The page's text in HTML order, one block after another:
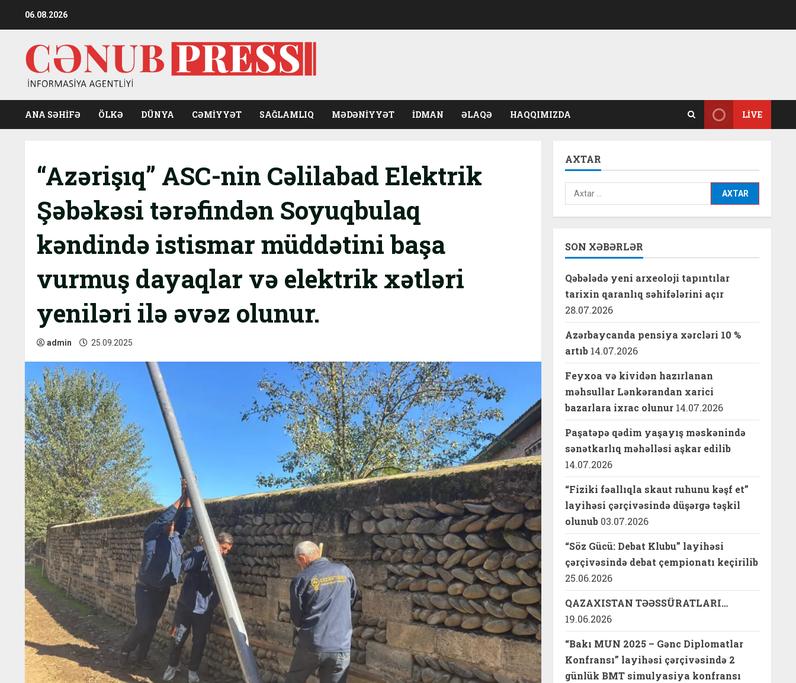
06.08.2026
ANA SƏHİFƏ ÖLKƏ DÜNYA CƏMIYYƏT SAĞLAMLIQ MƏDƏNIYYƏT İDMAN ƏLAQƏ HAQQIMIZDA LIVE
“Azərişıq” ASC-nin Cəlilabad Elektrik
Şəbəkəsi tərəfindən Soyuqbulaq
kəndində istismar müddətini başa
vurmuş dayaqlar və elektrik xətləri
yeniləri ilə əvəz olunur.
admin 25.09.2025
AXTAR
Axtarış:
SON XƏBƏRLƏR
Qəbələdə yeni arxeoloji tapıntılar
tarixin qaranlıq səhifələrini açır
28.07.2026
Azərbaycanda pensiya xərcləri 10 %
artıb 14.07.2026
Feyxoa və kividən hazırlanan
məhsullar Lənkərandan xarici
bazarlara ixrac olunur 14.07.2026
Paşatəpə qədim yaşayış məskənində
sənətkarlıq məhəlləsi aşkar edilib
14.07.2026
“Fiziki fəallıqla skaut ruhunu kəşf et”
layihəsi çərçivəsində düşərgə təşkil
olunub 03.07.2026
“Söz Gücü: Debat Klubu” layihəsi
çərçivəsində debat çempionatı keçirilib
25.06.2026
QAZAXISTAN TƏƏSSÜRATLARI…
19.06.2026
“Bakı MUN 2025 – Gənc Diplomatlar
Konfransı” layihəsi çərçivəsində 2
günlük BMT simulyasiya konfransı